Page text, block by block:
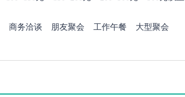
商务洽谈 朋友聚会 工作午餐
大型聚会